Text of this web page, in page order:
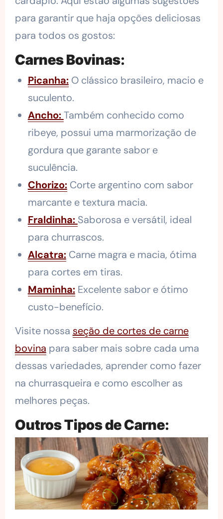
para garantir que haja opções deliciosas
para todos os gostos:
Carnes Bovinas:
Picanha:O clássico brasileiro, macio e
suculento.
Ancho: Também conhecido como
ribeye, possui uma marmorização de
gordura que garante sabor e
suculência.
Chorizo:Corte argentino com sabor
marcante e textura macia.
Fraldinha: Saborosa e versátil, ideal
para churrascos.
Alcatra:Carne magra e macia, ótima
para cortes em tiras.
Maminha: Excelente sabor e ótimo
custo-benefício.
Visite nossa seção de cortes de carne
bovina para saber mais sobre cada uma
dessas variedades, aprender como fazer
na churrasqueira e como escolher as
melhores peças.
Outros Tipos de Carne: